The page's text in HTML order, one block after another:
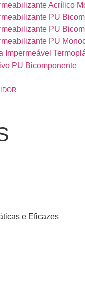
Acrílico
PU
PU
PU
Impermeável
PU Bicomponente
e Eficazes